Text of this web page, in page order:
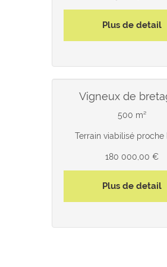
Plus de detail
vigneux de
500 m²
Terrain viabilisé proche
180 000,00 €
Plus de detail